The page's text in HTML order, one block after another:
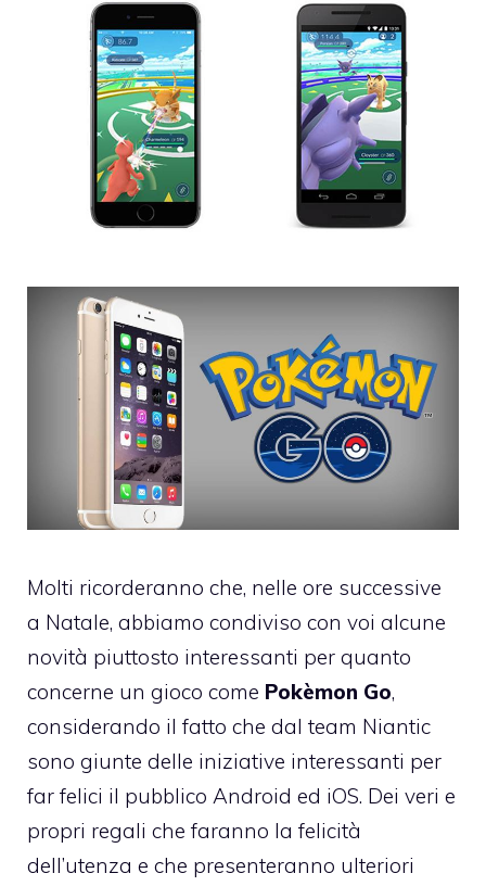
Molti ricorderanno che, nelle ore successive
a Natale, abbiamo condiviso con voi alcune
novità piuttosto interessanti per quanto
concerne un gioco come Pokèmon Go,
considerando il fatto che dal team Niantic
sono giunte delle iniziative interessanti per
far felici il pubblico Android ed iOS. Dei veri e
propri regali che faranno la felicità
dell’utenza e che presenteranno ulteriori